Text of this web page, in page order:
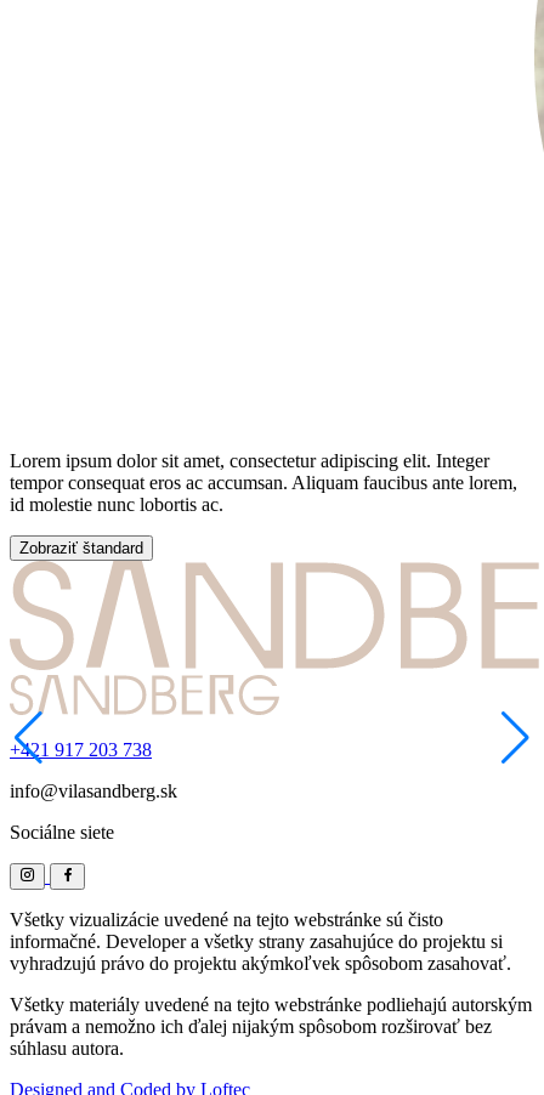
Lorem ipsum dolor sit amet, consectetur adipiscing elit. Integer
tempor consequat eros ac accumsan. Aliquam faucibus ante lorem,
id molestie nunc lobortis ac.
Zobraziť štandard
+421 917 203 738
info@vilasandberg.sk
Sociálne siete
Všetky vizualizácie uvedené na tejto webstránke sú čisto
informačné. Developer a všetky strany zasahujúce do projektu si
vyhradzujú právo do projektu akýmkoľvek spôsobom zasahovať.
Všetky materiály uvedené na tejto webstránke podliehajú autorským
právam a nemožno ich ďalej nijakým spôsobom rozširovať bez
súhlasu autora.
Designed and Coded by Loftec